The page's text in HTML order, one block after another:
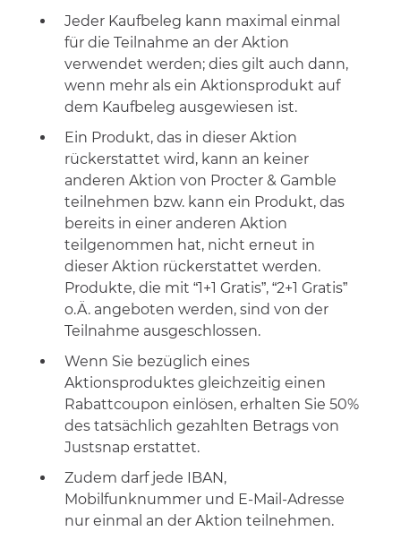
Jeder Kaufbeleg kann maximal einmal
für die Teilnahme an der Aktion
verwendet werden; dies gilt auch dann,
wenn mehr als ein Aktionsprodukt auf
dem Kaufbeleg ausgewiesen ist.
Ein Produkt, das in dieser Aktion
rückerstattet wird, kann an keiner
anderen Aktion von Procter & Gamble
teilnehmen bzw. kann ein Produkt, das
bereits in einer anderen Aktion
teilgenommen hat, nicht erneut in
dieser Aktion rückerstattet werden.
Produkte, die mit “1+1 Gratis”, “2+1 Gratis”
o.Ä. angeboten werden, sind von der
Teilnahme ausgeschlossen.
Wenn Sie bezüglich eines
Aktionsproduktes gleichzeitig einen
Rabattcoupon einlösen, erhalten Sie 50%
des tatsächlich gezahlten Betrags von
Justsnap erstattet.
Zudem darf jede IBAN,
Mobilfunknummer und E-Mail-Adresse
nur einmal an der Aktion teilnehmen.